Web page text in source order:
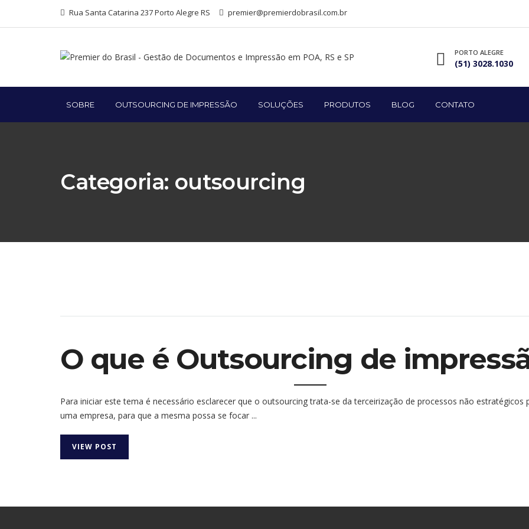
Rua Santa Catarina 237 Porto Alegre RS premier@premierdobrasil.com.br
PORTO ALEGRE
(51) 3028.1030
SOBRE OUTSOURCING DE IMPRESSÃO SOLUÇÕES PRODUTOS BLOG CONTATO
Categoria: outsourcing
O que é Outsourcing de
Para iniciar este tema é necessário esclarecer que o outsourcing trata-se da terceirização de processos não estratégicos
uma empresa, para que a mesma possa se focar ...
VIEW POST